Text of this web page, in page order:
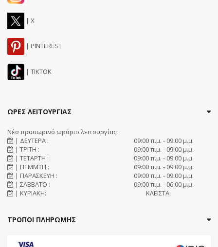
| X
| PINTEREST
| TIKTOK
ΩΡΕΣ ΛΕΙΤΟΥΡΓΙΑΣ
Νέο προσωρινό ωράριο λειτουργίας:
| ΔΕΥΤΕΡΑ :
09:00 π.μ. - 09:00 μ.μ.
| ΤΡΙΤΗ :
09:00 π.μ. - 09:00 μ.μ.
| ΤΕΤΑΡΤΗ :
09:00 π.μ. - 09:00 μ.μ.
| ΠΕΜΜΤΗ :
09:00 π.μ. - 09:00 μ.μ.
| ΠΑΡΑΣΚΕΥΗ :
09:00 π.μ. - 09:00 μ.μ.
| ΣΑΒΒΑΤΟ :
09:00 π.μ. - 06:00 μ.μ.
| ΚΥΡΙΑΚΗ:
ΚΛΕΙΣΤΑ
ΤΡΟΠΟΙ ΠΛΗΡΩΜΗΣ